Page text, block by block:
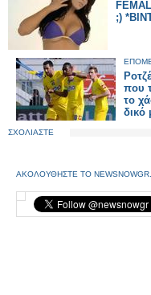
;)
που
το
δικό
ΣΧΟΛΙΑΣΤΕ
ΑΚΟΛΟΥΘΗΣΤΕ ΤΟ